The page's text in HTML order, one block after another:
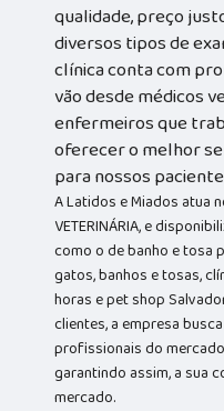
qualidade, preço
diversos tipos de
clínica conta com
vão desde médicos
enfermeiros que
oferecer o melhor
para nossos
A Latidos e Miados atua
VETERINÁRIA, e
como o de banho e tosa
gatos, banhos e tosas,
horas e pet shop
clientes, a empresa
profissionais do
garantindo assim, a sua
mercado.